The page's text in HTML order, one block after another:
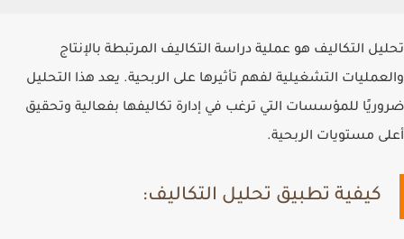
تحليل التكاليف هو عملية دراسة التكاليف المرتبطة بالإنتاج
والعمليات التشغيلية لفهم تأثيرها على الربحية. يعد هذا التحليل
ضروريًا للمؤسسات التي ترغب في إدارة تكاليفها بفعالية وتحقيق
أعلى مستويات الربحية.
كيفية تطبيق تحليل التكاليف: